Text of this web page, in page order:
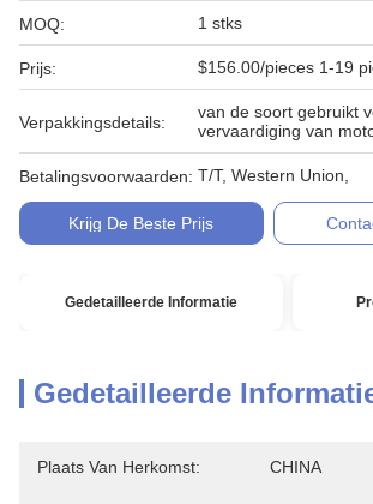
MOQ: 1 stks
Prijs: $156.00/pieces 1-19
Verpakkingsdetails:
van de soort gebruikt
vervaardiging van
Betalingsvoorwaarden: T/T, Western Union,
Krijg De Beste Prijs
Gedetailleerde Informatie
Gedetailleerde
Plaats Van Herkomst: CHINA